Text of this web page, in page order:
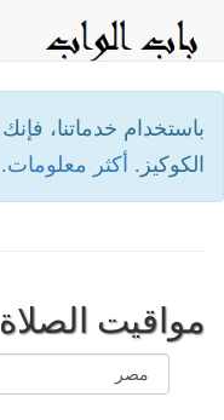
باستخدام خدماتنا،
الكوكيز. أكثر معلومات.
مواقيت